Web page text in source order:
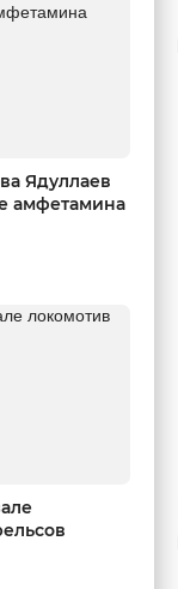
Ядуллаев
амфетамина